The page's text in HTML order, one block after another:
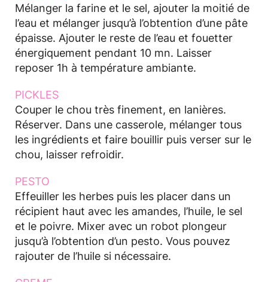
Mélanger la farine et le sel, ajouter la moitié de
l’eau et mélanger jusqu’à l’obtention d’une pâte
épaisse. Ajouter le reste de l’eau et fouetter
énergiquement pendant 10 mn. Laisser
reposer 1h à température ambiante.
PICKLES
Couper le chou très finement, en lanières.
Réserver. Dans une casserole, mélanger tous
les ingrédients et faire bouillir puis verser sur le
chou, laisser refroidir.
PESTO
Effeuiller les herbes puis les placer dans un
récipient haut avec les amandes, l’huile, le sel
et le poivre. Mixer avec un robot plongeur
jusqu’à l’obtention d’un pesto. Vous pouvez
rajouter de l’huile si nécessaire.